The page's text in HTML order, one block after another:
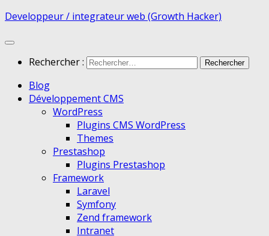
Developpeur / integrateur web (Growth Hacker)
Rechercher :
Blog
Développement CMS
WordPress
Plugins CMS WordPress
Themes
Prestashop
Plugins Prestashop
Framework
Laravel
Symfony
Zend framework
Intranet